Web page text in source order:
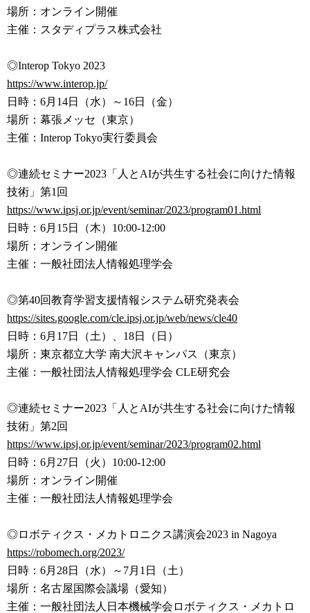
場所：オンライン開催
主催：スタディプラス株式会社
◎Interop Tokyo 2023
https://www.interop.jp/
日時：6月14日（水）～16日（金）
場所：幕張メッセ（東京）
主催：Interop Tokyo実行委員会
◎連続セミナー2023「人とAIが共生する社会に向けた情報
技術」第1回
https://www.ipsj.or.jp/event/seminar/2023/program01.html
日時：6月15日（木）10:00-12:00
場所：オンライン開催
主催：一般社団法人情報処理学会
◎第40回教育学習支援情報システム研究発表会
https://sites.google.com/cle.ipsj.or.jp/web/news/cle40
日時：6月17日（土）、18日（日）
場所：東京都立大学 南大沢キャンパス（東京）
主催：一般社団法人情報処理学会 CLE研究会
◎連続セミナー2023「人とAIが共生する社会に向けた情報
技術」第2回
https://www.ipsj.or.jp/event/seminar/2023/program02.html
日時：6月27日（火）10:00-12:00
場所：オンライン開催
主催：一般社団法人情報処理学会
◎ロボティクス・メカトロニクス講演会2023 in Nagoya
https://robomech.org/2023/
日時：6月28日（水）～7月1日（土）
場所：名古屋国際会議場（愛知）
主催：一般社団法人日本機械学会ロボティクス・メカトロ